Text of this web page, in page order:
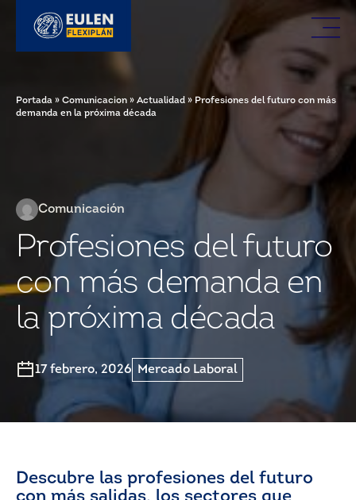
Portada » Comunicacion » Actualidad » Profesiones del futuro con más
demanda en la próxima década
Comunicación
Profesiones del futuro
con más demanda en
la próxima década
17 febrero, 2026 Mercado Laboral
Descubre las profesiones del futuro